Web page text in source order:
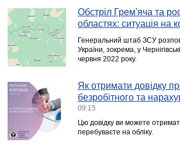
Обстріл Грем'яча та
областях: ситуація на
Генеральний штаб ЗСУ
України, зокрема, у
червня 2022 року.
Як отримати довідку
безробітного та
09:15
Цю довідку ви можете
перебуваєте на обліку.